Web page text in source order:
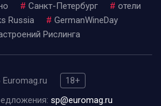
# Санкт-Петербург # отели
Russia # GermanWineDay
Рислинга
18+
sp@euromag.ru